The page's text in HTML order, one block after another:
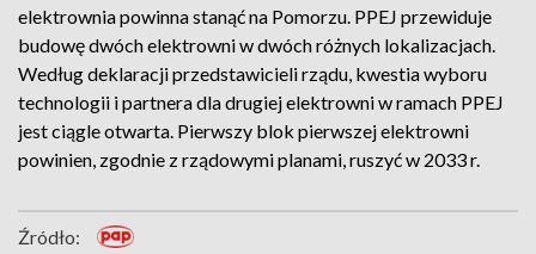
elektrownia powinna stanąć na Pomorzu. PPEJ przewiduje
budowę dwóch elektrowni w dwóch różnych lokalizacjach.
Według deklaracji przedstawicieli rządu, kwestia wyboru
technologii i partnera dla drugiej elektrowni w ramach PPEJ
jest ciągle otwarta. Pierwszy blok pierwszej elektrowni
powinien, zgodnie z rządowymi planami, ruszyć w 2033 r.
Źródło: